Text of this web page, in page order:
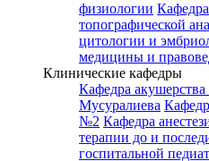
физиологии
топографической
цитологии и
медицины и
Клинические кафедры
Кафедра
Мусуралиева
№2 Кафедра
терапии до и
госпитальной